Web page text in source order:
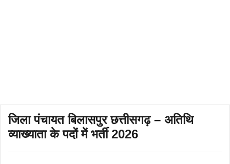
जिला पंचायत बिलासपुर छत्तीसगढ़ – अतिथि
व्याख्याता के पदों में भर्ती 2026